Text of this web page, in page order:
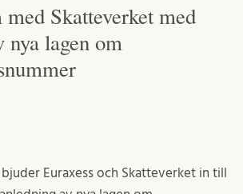
Skatteverket med
nya lagen om
Euraxess och Skatteverket in till